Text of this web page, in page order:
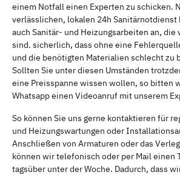
einem Notfall einen Experten zu schicken.
verlässlichen, lokalen 24h
auch Sanitär- und Heizungsarbeiten an, die
sind. sicherlich, dass ohne eine
und die benötigten Materialien schlecht zu
Sollten Sie unter diesen Umständen
eine Preisspanne wissen wollen, so bitten
Whatsapp einen Videoanruf mit unserem
So können Sie uns gerne kontaktieren für
und Heizungswartungen oder
Anschließen von Armaturen oder das
können wir telefonisch oder per Mail einen
tagsüber unter der Woche. Dadurch, dass